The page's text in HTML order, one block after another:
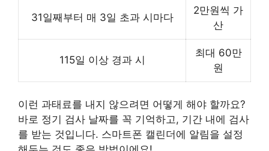
31일째부터 매 3일 초과 시마다
2만원씩 가
산
115일 이상 경과 시
최대 60만
원
이런 과태료를 내지 않으려면 어떻게 해야 할까요?
바로 정기 검사 날짜를 꼭 기억하고, 기간 내에 검사
를 받는 것입니다. 스마트폰 캘린더에 알림을 설정